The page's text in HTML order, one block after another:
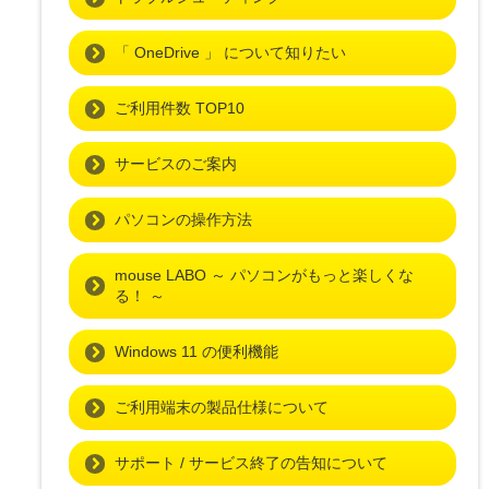
「 OneDrive 」 について知りたい
ご利用件数 TOP10
サービスのご案内
パソコンの操作方法
mouse LABO ～ パソコンがもっと楽しくな
る！ ～
Windows 11 の便利機能
ご利用端末の製品仕様について
サポート / サービス終了の告知について